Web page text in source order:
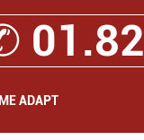
ADAPT